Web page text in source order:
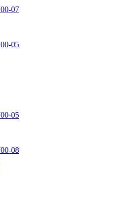
07
05
05
08